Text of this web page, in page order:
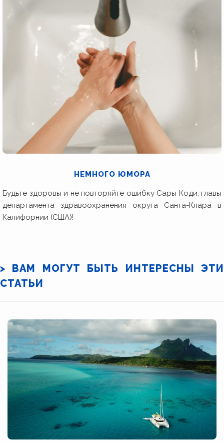
НЕМНОГО ЮМОРА
Будьте здоровы и не повторяйте ошибку Сары Коди, главы
департамента здравоохранения округа Санта-Клара в
Калифорнии (США)!
> ВАМ МОГУТ БЫТЬ ИНТЕРЕСНЫ ЭТИ
СТАТЬИ